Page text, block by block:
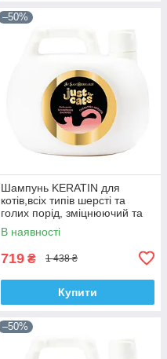
–50%
Шампунь KERATIN для
котів,всіх типів шерсті та
голих порід, зміцнюючий та
захищаючий 1000 ml.
В наявності
719 ₴ 1 438 ₴
Купити
–50%